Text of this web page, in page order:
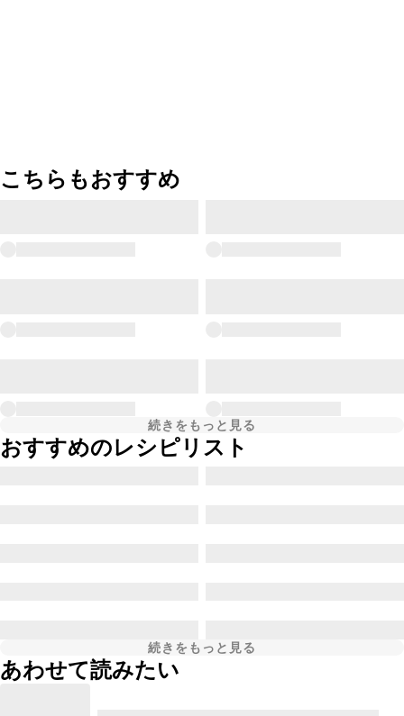
こちらもおすすめ
続きをもっと見る
おすすめのレシピリスト
続きをもっと見る
あわせて読みたい